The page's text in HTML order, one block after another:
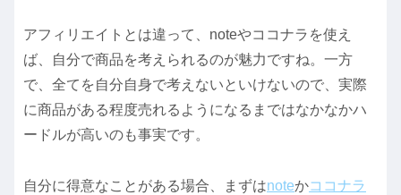
アフィリエイトとは違って、noteやココナラを使え
ば、自分で商品を考えられるのが魅力ですね。一方
で、全てを自分自身で考えないといけないので、実際
に商品がある程度売れるようになるまではなかなかハ
ードルが高いのも事実です。
自分に得意なことがある場合、まずはnoteかココナラ